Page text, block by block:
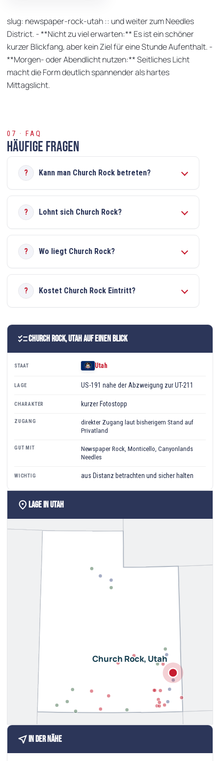
slug: newspaper-rock-utah :: und weiter zum Needles
District. - **Nicht zu viel erwarten:** Es ist ein schöner
kurzer Blickfang, aber kein Ziel für eine Stunde Aufenthalt. -
**Morgen- oder Abendlicht nutzen:** Seitliches Licht
macht die Form deutlich spannender als hartes
Mittagslicht.
07 · FAQ
Häufige Fragen
Kann man Church Rock betreten?
Lohnt sich Church Rock?
Wo liegt Church Rock?
Kostet Church Rock Eintritt?
checklistChurch Rock, Utah auf einen Blick
STAAT Utah
LAGE US-191 nahe der Abzweigung zur UT-211
CHARAKTER kurzer Fotostopp
ZUGANG
direkter Zugang laut bisherigem Stand auf
Privatland
GUT MIT
Newspaper Rock, Monticello, Canyonlands
Needles
WICHTIG aus Distanz betrachten und sicher halten
location_onLage in Utah
Church Rock, Utah
near_meIn der Nähe